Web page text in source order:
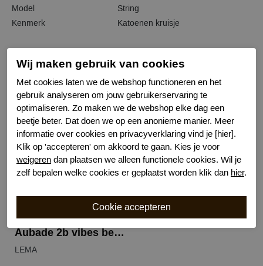
Model
String
Kenmerk
Katoenen kruisje
Gerelateerde producten
-50%
Aubade 2b vibes beugel bh
LEMA
Wij maken gebruik van cookies
Met cookies laten we de webshop functioneren en het
gebruik analyseren om jouw gebruikerservaring te
optimaliseren. Zo maken we de webshop elke dag een
beetje beter. Dat doen we op een anonieme manier. Meer
informatie over cookies en privacyverklaring vind je [hier].
Klik op 'accepteren' om akkoord te gaan. Kies je voor
weigeren dan plaatsen we alleen functionele cookies. Wil je
zelf bepalen welke cookies er geplaatst worden klik dan hier.